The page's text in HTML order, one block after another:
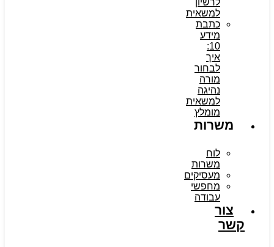
לרשיון
למשאית
כתבת
מידע
10:
איך
לבחור
מורה
נהיגה
למשאית
מומלץ
משרות
לוח
משרות
מעסיקים
מחפשי
עבודה
צור
קשר